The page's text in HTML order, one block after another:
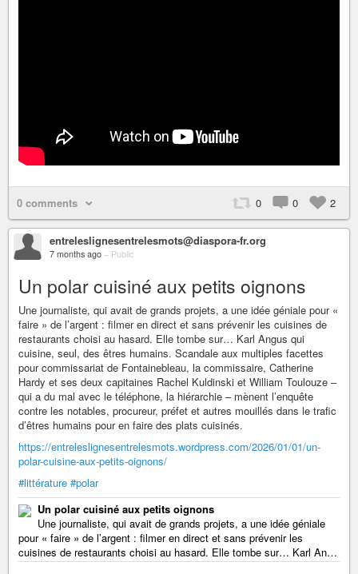
0 comments 0 0 2
entreleslignesentrelesmots@diaspora-fr.org
7 months ago – Public
Un polar cuisiné aux petits oignons
Une journaliste, qui avait de grands projets, a une idée géniale pour «
faire » de l’argent : filmer en direct et sans prévenir les cuisines de
restaurants choisi au hasard. Elle tombe sur… Karl Angus qui
cuisine, seul, des êtres humains. Scandale aux multiples facettes
pour commissariat de Fontainebleau, la commissaire, Catherine
Hardy et ses deux capitaines Rachel Kuldinski et William Toulouze –
qui a du mal avec le téléphone, la hiérarchie – mènent l’enquête
contre les notables, procureur, préfet et autres mouillés dans le trafic
d’êtres humains pour en faire des plats cuisinés.
https://entreleslignesentrelesmots.wordpress.com/2026/01/01/un-
polar-cuisine-aux-petits-oignons/
#littérature #polar
Un polar cuisiné aux petits oignons
Une journaliste, qui avait de grands projets, a une idée géniale
pour « faire » de l’argent : filmer en direct et sans prévenir les
cuisines de restaurants choisi au hasard. Elle tombe sur… Karl An…